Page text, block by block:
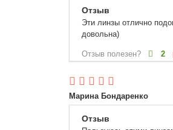
Отзыв
Эти линзы отлично
довольна)
Отзыв полезен? 2
Марина Бондаренко
Отзыв